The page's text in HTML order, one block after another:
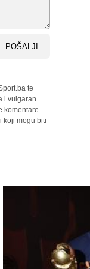
POŠALJI
te
i vulgaran
komentare
koji mogu biti